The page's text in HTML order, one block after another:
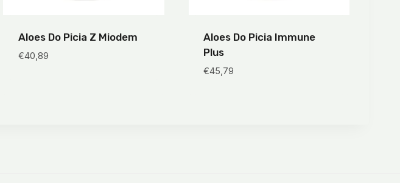
Aloes Do Picia Z Miodem
€40,89
Aloes Do Picia Immune
Plus
€45,79